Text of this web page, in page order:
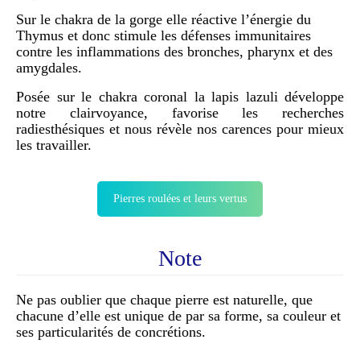
Sur le chakra de la gorge elle réactive l’énergie du
Thymus et donc stimule les défenses immunitaires
contre les inflammations des bronches, pharynx et des
amygdales.
Posée sur le chakra coronal la lapis lazuli développe
notre clairvoyance, favorise les recherches
radiesthésiques et nous révèle nos carences pour mieux
les travailler.
Pierres roulées et leurs vertus
Note
Ne pas oublier que chaque pierre est naturelle, que
chacune d’elle est unique de par sa forme, sa couleur et
ses particularités de concrétions.